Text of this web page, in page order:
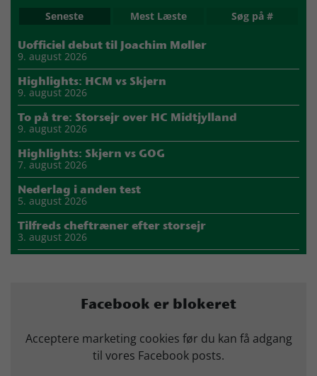
Seneste Mest Læste Søg på #
Uofficiel debut til Joachim Møller
9. august 2026
Highlights: HCM vs Skjern
9. august 2026
To på tre: Storsejr over HC Midtjylland
9. august 2026
Highlights: Skjern vs GOG
7. august 2026
Nederlag i anden test
5. august 2026
Tilfreds cheftræner efter storsejr
3. august 2026
Storsejr i første test
2. august 2026
Carlén efter første uge: Vi skal turde stille krav til hinanden
27. juli 2026
Facebook er blokeret
Acceptere marketing cookies før du kan få adgang
til vores Facebook posts.